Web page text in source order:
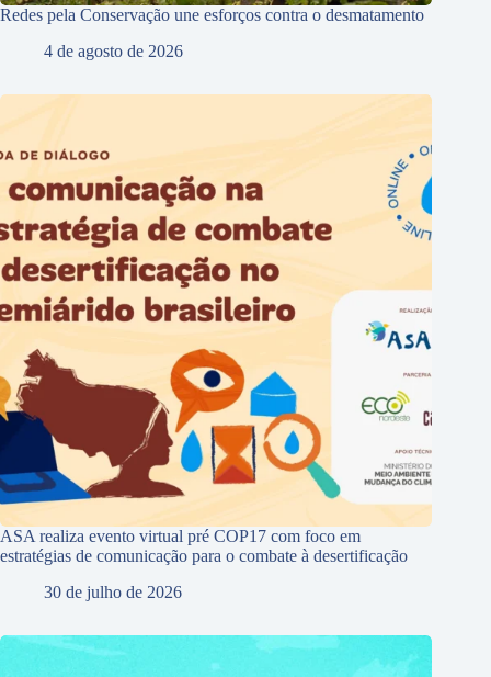
Redes pela Conservação une esforços contra o desmatamento
4 de agosto de 2026
ASA realiza evento virtual pré COP17 com foco em
estratégias de comunicação para o combate à desertificação
30 de julho de 2026